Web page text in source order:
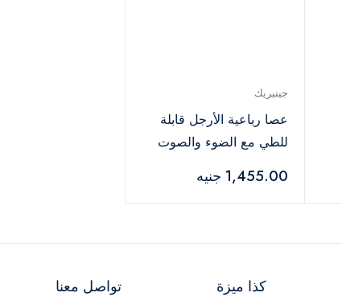
جينيريك
عصا رباعية الأرجل قابلة
للطي مع الضوء والصوت
1,455.00 جنيه
كذا ميزة تواصل معنا